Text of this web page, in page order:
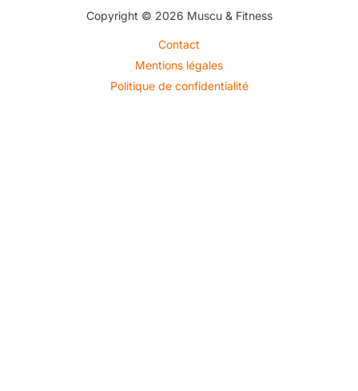
Copyright © 2026 Muscu & Fitness
Contact
Mentions légales
Politique de confidentialité